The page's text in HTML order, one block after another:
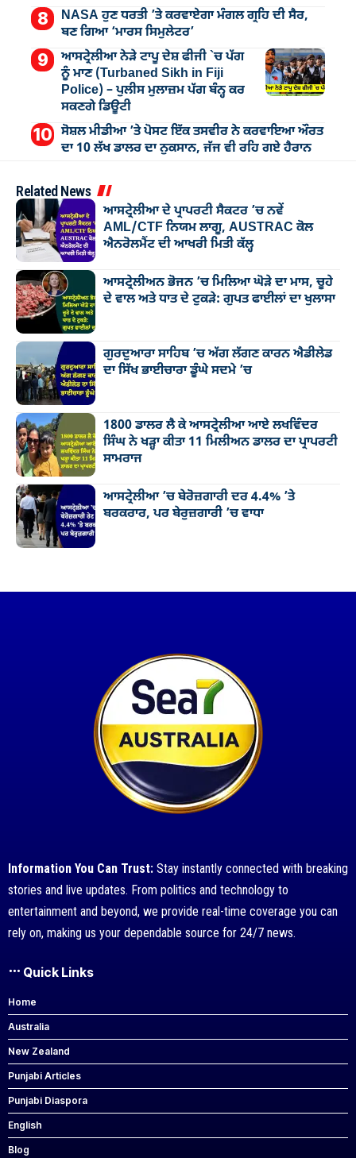
NASA ਹੁਣ ਧਰਤੀ ’ਤੇ ਕਰਵਾਏਗਾ ਮੰਗਲ ਗ੍ਰਹਿ ਦੀ ਸੈਰ,
ਬਣ ਗਿਆ ‘ਮਾਰਸ ਸਿਮੁਲੇਟਰ’
ਆਸਟ੍ਰੇਲੀਆ ਨੇੜੇ ਟਾਪੂ ਦੇਸ਼ ਫੀਜੀ `ਚ ਪੱਗ
ਨੂੰ ਮਾਣ (Turbaned Sikh in Fiji
Police) – ਪੁਲੀਸ ਮੁਲਾਜ਼ਮ ਪੱਗ ਬੰਨ੍ਹ ਕਰ
ਸਕਣਗੇ ਡਿਊਟੀ
ਸੋਸ਼ਲ ਮੀਡੀਆ ’ਤੇ ਪੋਸਟ ਇੱਕ ਤਸਵੀਰ ਨੇ ਕਰਵਾਇਆ ਔਰਤ
ਦਾ 10 ਲੱਖ ਡਾਲਰ ਦਾ ਨੁਕਸਾਨ, ਜੱਜ ਵੀ ਰਹਿ ਗਏ ਹੈਰਾਨ
Related News
ਆਸਟ੍ਰੇਲੀਆ ਦੇ ਪ੍ਰਾਪਰਟੀ ਸੈਕਟਰ ’ਚ ਨਵੇਂ
AML/CTF ਨਿਯਮ ਲਾਗੂ, AUSTRAC ਕੋਲ
ਐਨਰੋਲਮੈਂਟ ਦੀ ਆਖਰੀ ਮਿਤੀ ਕੱਲ੍ਹ
ਆਸਟ੍ਰੇਲੀਅਨ ਭੋਜਨ ’ਚ ਮਿਲਿਆ ਘੋੜੇ ਦਾ ਮਾਸ, ਚੂਹੇ
ਦੇ ਵਾਲ ਅਤੇ ਧਾਤ ਦੇ ਟੁਕੜੇ: ਗੁਪਤ ਫਾਈਲਾਂ ਦਾ ਖੁਲਾਸਾ
ਗੁਰਦੁਆਰਾ ਸਾਹਿਬ ’ਚ ਅੱਗ ਲੱਗਣ ਕਾਰਨ ਐਡੀਲੇਡ
ਦਾ ਸਿੱਖ ਭਾਈਚਾਰਾ ਡੂੰਘੇ ਸਦਮੇ ’ਚ
1800 ਡਾਲਰ ਲੈ ਕੇ ਆਸਟ੍ਰੇਲੀਆ ਆਏ ਲਖਵਿੰਦਰ
ਸਿੰਘ ਨੇ ਖੜ੍ਹਾ ਕੀਤਾ 11 ਮਿਲੀਅਨ ਡਾਲਰ ਦਾ ਪ੍ਰਾਪਰਟੀ
ਸਾਮਰਾਜ
ਆਸਟ੍ਰੇਲੀਆ ’ਚ ਬੇਰੋਜ਼ਗਾਰੀ ਦਰ 4.4% ’ਤੇ
ਬਰਕਰਾਰ, ਪਰ ਬੇਰੁਜ਼ਗਾਰੀ ’ਚ ਵਾਧਾ
Information You Can Trust: Stay instantly connected with breaking
stories and live updates. From politics and technology to
entertainment and beyond, we provide real-time coverage you can
rely on, making us your dependable source for 24/7 news.
Quick Links
Home
Australia
New Zealand
Punjabi Articles
Punjabi Diaspora
English
Blog